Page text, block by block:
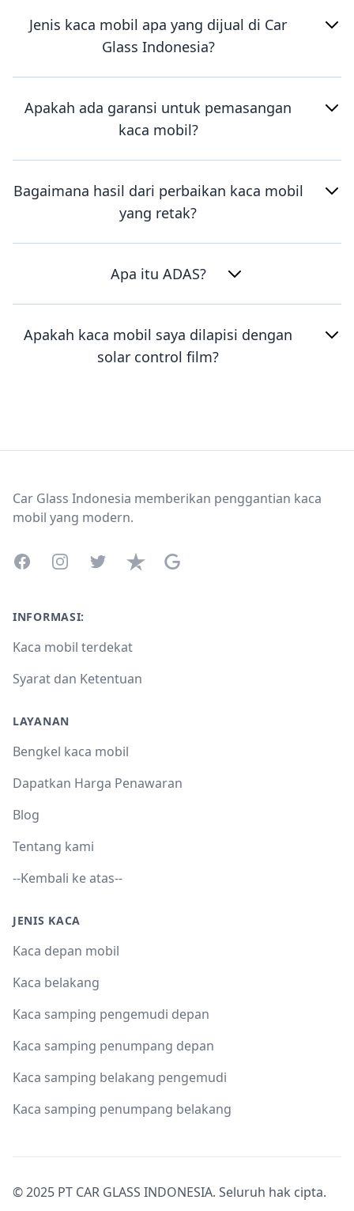
Jenis kaca mobil apa yang dijual di Car
Glass Indonesia?
Apakah ada garansi untuk pemasangan
kaca mobil?
Bagaimana hasil dari perbaikan kaca mobil
yang retak?
Apa itu ADAS?
Apakah kaca mobil saya dilapisi dengan
solar control film?
Car Glass Indonesia memberikan penggantian kaca
mobil yang modern.
FacebookInstagramTwitterTrustpilotGoogle Business Profile
INFORMASI:
Kaca mobil terdekat
Syarat dan Ketentuan
LAYANAN
Bengkel kaca mobil
Dapatkan Harga Penawaran
Blog
Tentang kami
--Kembali ke atas--
JENIS KACA
Kaca depan mobil
Kaca belakang
Kaca samping pengemudi depan
Kaca samping penumpang depan
Kaca samping belakang pengemudi
Kaca samping penumpang belakang
© 2025 PT CAR GLASS INDONESIA. Seluruh hak cipta.